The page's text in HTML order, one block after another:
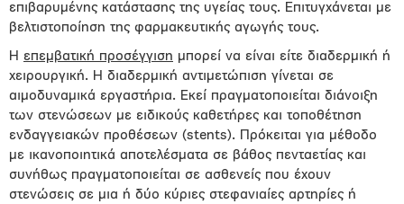
επιβαρυμένης κατάστασης της υγείας τους. Επιτυγχάνεται με
βελτιστοποίηση της φαρμακευτικής αγωγής τους.
Η επεμβατική προσέγγιση μπορεί να είναι είτε διαδερμική ή
χειρουργική. Η διαδερμική αντιμετώπιση γίνεται σε
αιμοδυναμικά εργαστήρια. Εκεί πραγματοποιείται διάνοιξη
των στενώσεων με ειδικούς καθετήρες και τοποθέτηση
ενδαγγειακών προθέσεων (stents). Πρόκειται για μέθοδο
με ικανοποιητικά αποτελέσματα σε βάθος πενταετίας και
συνήθως πραγματοποιείται σε ασθενείς που έχουν
στενώσεις σε μια ή δύο κύριες στεφανιαίες αρτηρίες ή